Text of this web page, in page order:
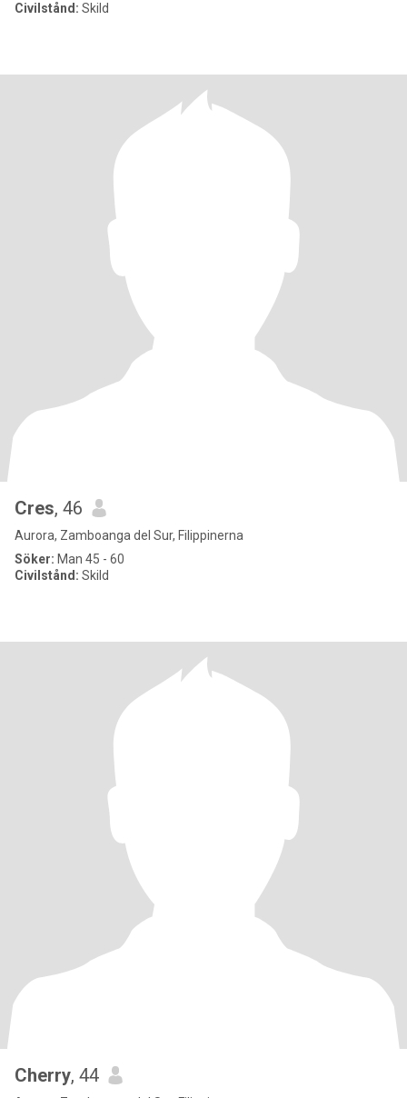
Civilstånd: Skild
Cres, 46
Aurora, Zamboanga del Sur, Filippinerna
Söker: Man 45 - 60
Civilstånd: Skild
Cherry, 44